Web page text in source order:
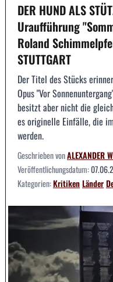
DER HUND ALS
Uraufführung
Roland
STUTTGART
Der Titel des Stücks
Opus "Vor
besitzt aber nicht die
es originelle Einfälle, die
werden.
Geschrieben vonALEXANDER
Veröffentlichungsdatum:
Kategorien:KritikenLänder